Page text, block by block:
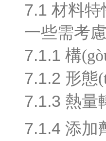
7.1 材料特
一些需考
7.1.1 構
7.1.2 形態
7.1.3 熱量
7.1.4 添加